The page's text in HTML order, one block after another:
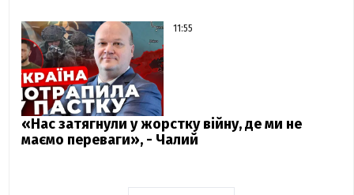
11:55
«Нас затягнули у жорстку війну, де ми не
маємо переваги», - Чалий